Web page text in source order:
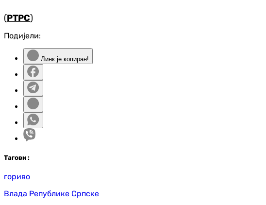
(РТРС)
Подијели:
Линк је копиран!
Тагови :
гориво
Влада Републике Српске